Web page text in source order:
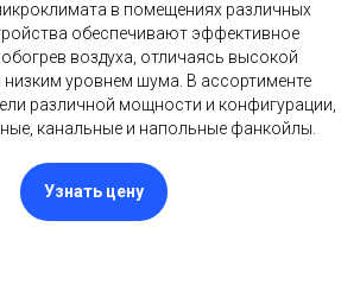
в помещениях различных
обеспечивают эффективное
воздуха, отличаясь высокой
уровнем шума. В ассортименте
различной мощности и конфигурации,
канальные и напольные фанкойлы.
Узнать цену